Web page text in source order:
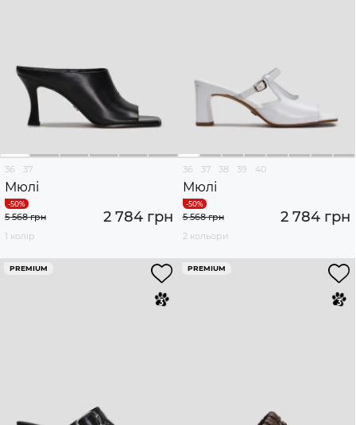
36 37
Мюлі
2 784 грн
5 568 грн
1 колір
36 37 38 39 40
Мюлі
2 784 грн
5 568 грн
2 кольори
PREMIUM PREMIUM